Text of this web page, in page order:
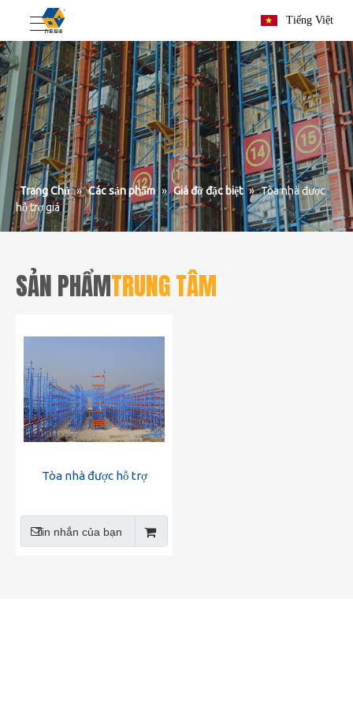
Tiếng Việt
Trang Chủ » Các sản phẩm » Giá đỡ đặc biệt » Tòa nhà được
hỗ trợ giá
SẢN PHẨMTRUNG TÂM
Tòa nhà được hỗ trợ
Tin nhắn của bạn